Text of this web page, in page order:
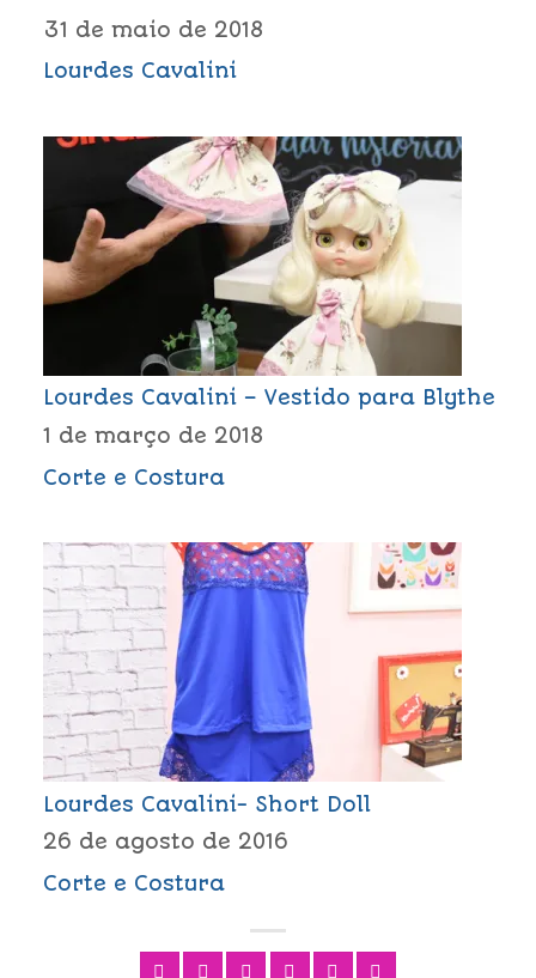
31 de maio de 2018
Lourdes Cavalini
Lourdes Cavalini – Vestido para Blythe
1 de março de 2018
Corte e Costura
Lourdes Cavalini- Short Doll
26 de agosto de 2016
Corte e Costura